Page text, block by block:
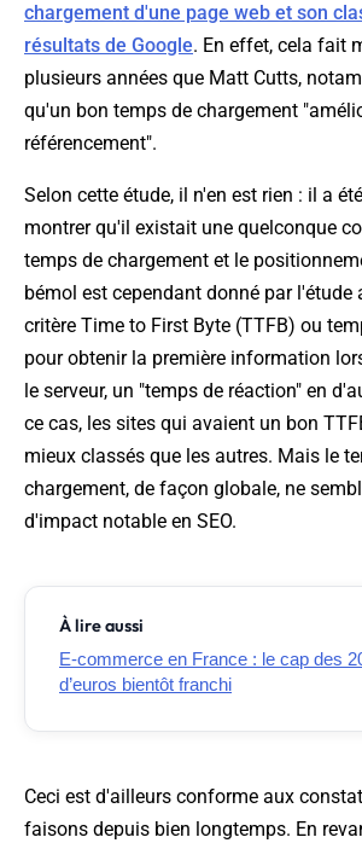
chargement d'une page web et son
résultats de Google. En effet, cela fait
plusieurs années que Matt Cutts,
qu'un bon temps de chargement
référencement".
Selon cette étude, il n'en est rien : il a
montrer qu'il existait une quelconque
temps de chargement et le
bémol est cependant donné par l'étude
critère Time to First Byte (TTFB) ou
pour obtenir la première information
le serveur, un "temps de réaction" en
ce cas, les sites qui avaient un bon
mieux classés que les autres. Mais le
chargement, de façon globale, ne
d'impact notable en SEO.
À lire aussi
E-commerce en France : le cap des
d’euros bientôt franchi
Ceci est d'ailleurs conforme aux
faisons depuis bien longtemps. En